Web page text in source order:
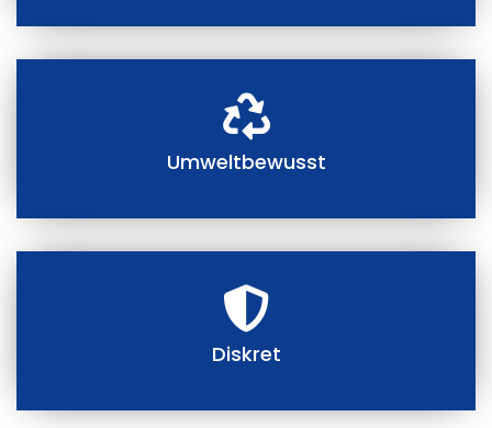
Umweltbewusst
Diskret